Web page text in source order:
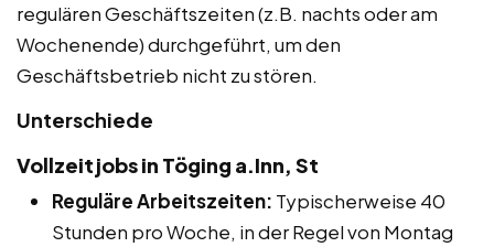
regulären Geschäftszeiten (z.B. nachts oder am
Wochenende) durchgeführt, um den
Geschäftsbetrieb nicht zu stören.
Unterschiede
Vollzeitjobs in Töging a.Inn, St
Reguläre Arbeitszeiten: Typischerweise 40
Stunden pro Woche, in der Regel von Montag